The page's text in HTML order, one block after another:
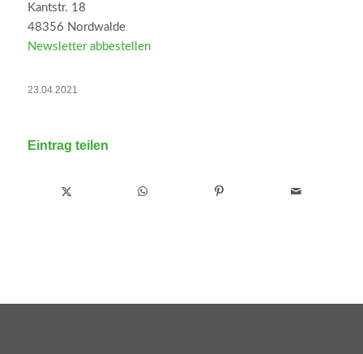
Kantstr. 18
48356 Nordwalde
Newsletter abbestellen
23.04.2021
Eintrag teilen